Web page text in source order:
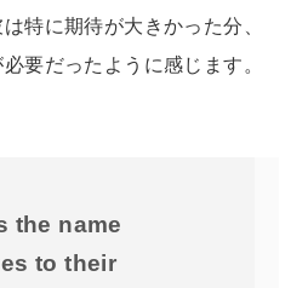
特に期待が大きかった分、
要だったように感じます。
the name
to their